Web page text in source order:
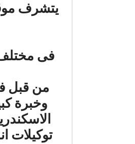
يتشرف
فى مختلف
من قبل
وخبرة
توكيلات